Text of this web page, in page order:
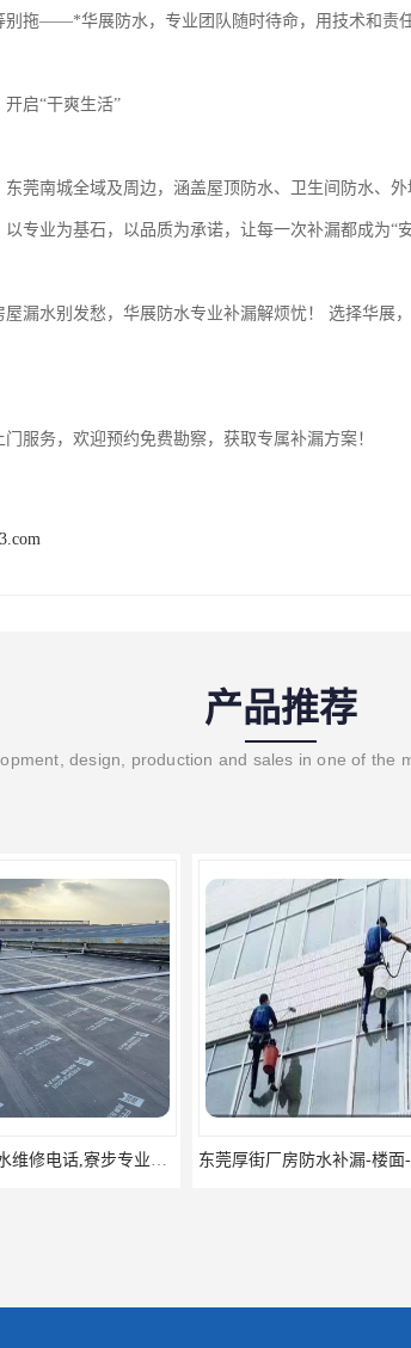
别拖——*华展防水，专业团队随时待命，用技术和责
启“干爽生活”
东莞南城全域及周边，涵盖屋顶防水、卫生间防水、
以专业为基石，以品质为承诺，让每一次补漏都成为“安
屋漏水别发愁，华展防水专业补漏解烦忧！ 选择华
服务，欢迎预约免费勘察，获取专属补漏方案！
产品推荐
design, production and sales in one of the
东莞房屋漏水维修电话,寮步专业房屋防水补漏，专业厂房渗漏水维修 东莞厚街厂房防水补漏-楼面-铁皮房-卫生间-外墙漏水维修